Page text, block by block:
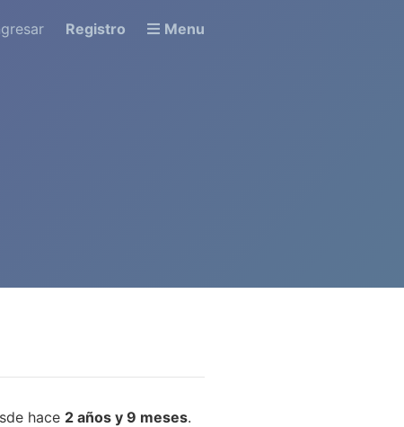
Registro Menu
hace 2 años y 9 meses.